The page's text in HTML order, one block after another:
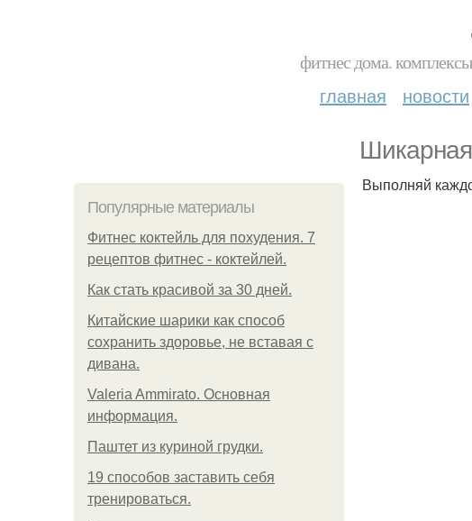
фитнес дома.
главная новости
Популярные материалы
Фитнес коктейль для похудения. 7
рецептов фитнес - коктейлей.
Как стать красивой за 30 дней.
Китайские шарики как способ
сохранить здоровье, не вставая с
дивана.
Valeria Ammirato. Основная
информация.
Паштет из куриной грудки.
19 способов заставить себя
тренироваться.
Выполняй